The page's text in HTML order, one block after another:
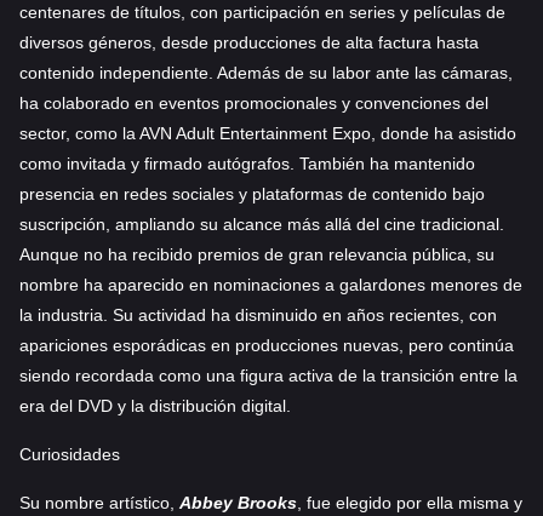
centenares de títulos, con participación en series y películas de
diversos géneros, desde producciones de alta factura hasta
contenido independiente. Además de su labor ante las cámaras,
ha colaborado en eventos promocionales y convenciones del
sector, como la AVN Adult Entertainment Expo, donde ha asistido
como invitada y firmado autógrafos. También ha mantenido
presencia en redes sociales y plataformas de contenido bajo
suscripción, ampliando su alcance más allá del cine tradicional.
Aunque no ha recibido premios de gran relevancia pública, su
nombre ha aparecido en nominaciones a galardones menores de
la industria. Su actividad ha disminuido en años recientes, con
apariciones esporádicas en producciones nuevas, pero continúa
siendo recordada como una figura activa de la transición entre la
era del DVD y la distribución digital.
Curiosidades
Su nombre artístico, Abbey Brooks , fue elegido por ella misma y